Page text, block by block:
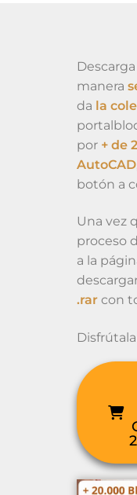
manera
da la
por + de
AutoCAD
botón a
Una vez
proceso
a la
.rar con